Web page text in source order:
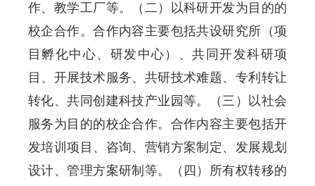
作、教学工厂等。（二）以科研开发为目的的
校企合作。合作内容主要包括共设研究所（项
目孵化中心、研发中心）、共同开发科研项
目、开展技术服务、共研技术难题、专利转让
转化、共同创建科技产业园等。（三）以社会
服务为目的的校企合作。合作内容主要包括开
发培训项目、咨询、营销方案制定、发展规划
设计、管理方案研制等。（四）所有权转移的